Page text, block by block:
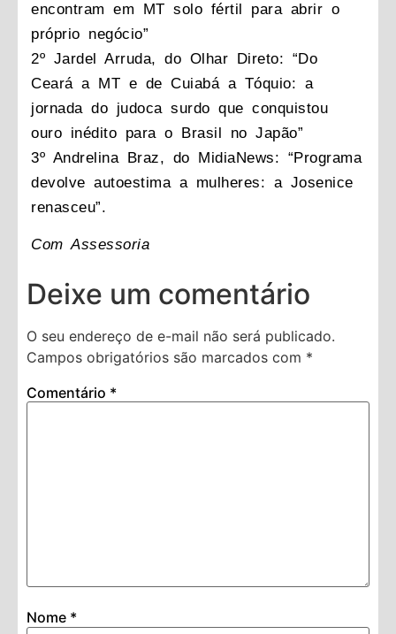
encontram em MT solo fértil para abrir o
próprio negócio”
2º Jardel Arruda, do Olhar Direto: “Do
Ceará a MT e de Cuiabá a Tóquio: a
jornada do judoca surdo que conquistou
ouro inédito para o Brasil no Japão”
3º Andrelina Braz, do MidiaNews: “Programa
devolve autoestima a mulheres: a Josenice
renasceu”.
Com Assessoria
Deixe um comentário
O seu endereço de e-mail não será publicado.
Campos obrigatórios são marcados com *
Comentário *
Nome *